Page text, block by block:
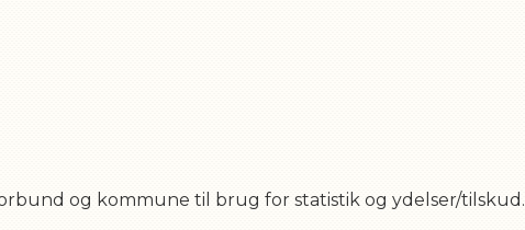
og kommune til brug for statistik og ydelser/tilskud.